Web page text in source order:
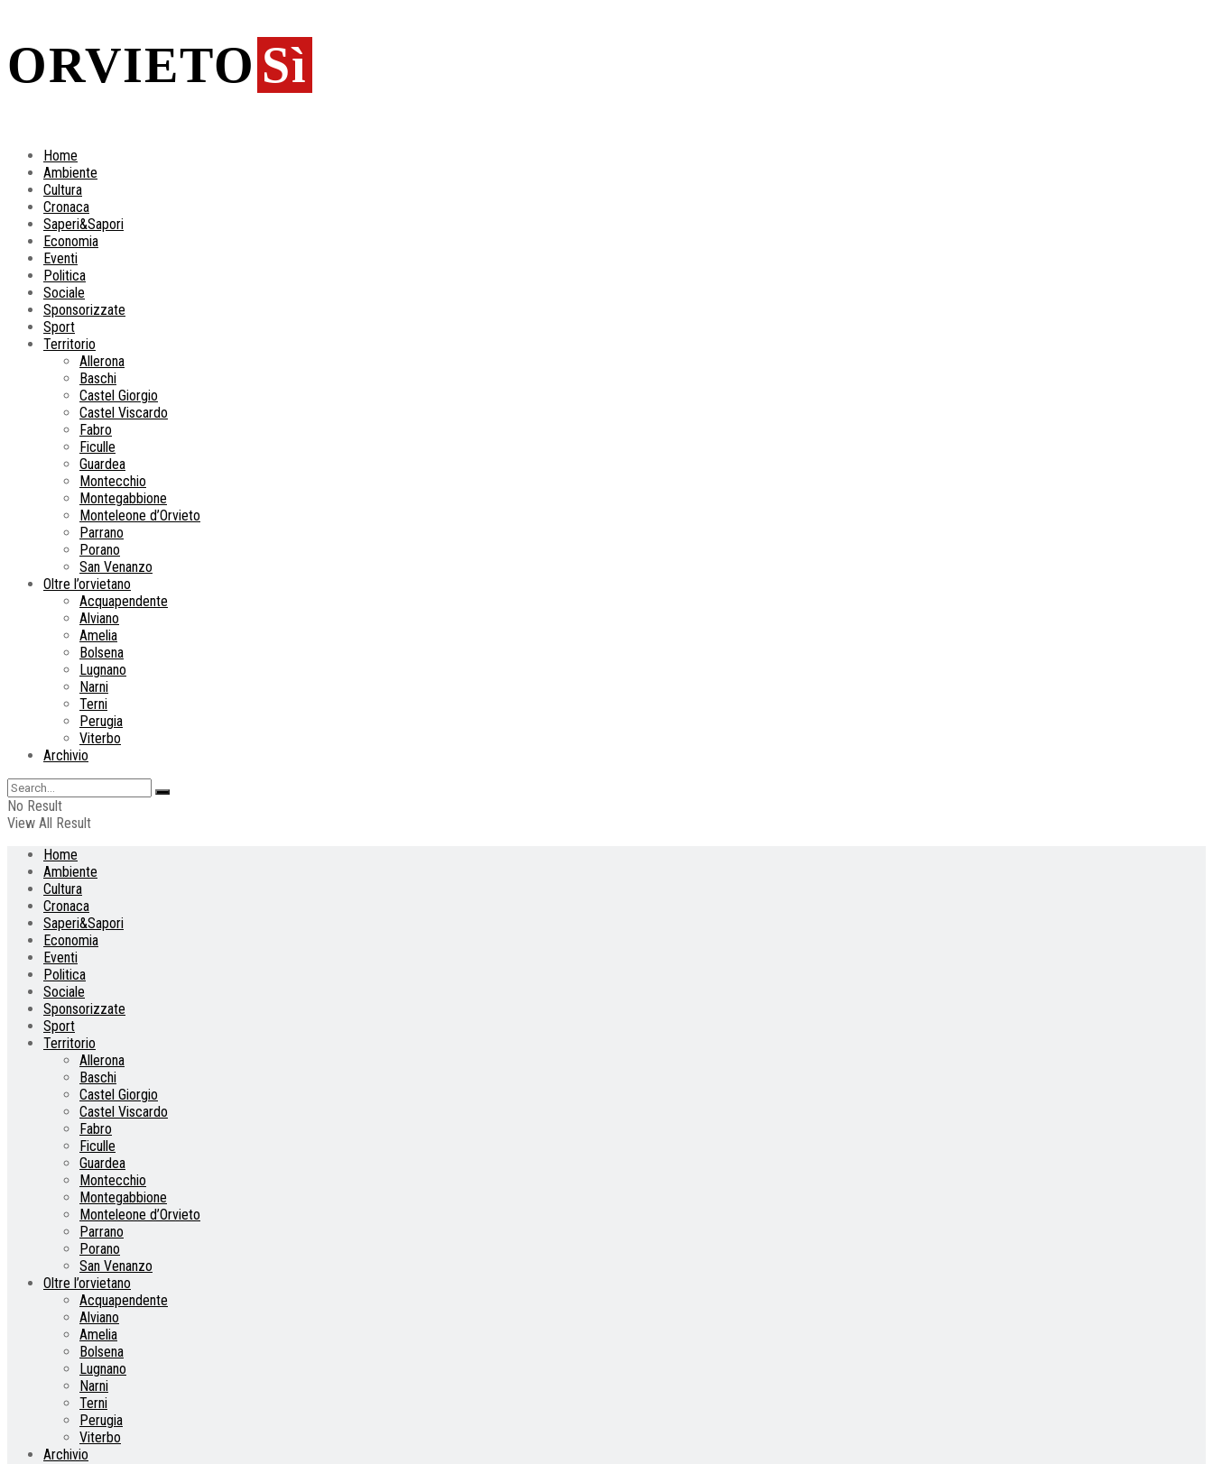
ORVIETO Sì
Home
Ambiente
Cultura
Cronaca
Saperi&Sapori
Economia
Eventi
Politica
Sociale
Sponsorizzate
Sport
Territorio
Allerona
Baschi
Castel Giorgio
Castel Viscardo
Fabro
Ficulle
Guardea
Montecchio
Montegabbione
Monteleone d’Orvieto
Parrano
Porano
San Venanzo
Oltre l’orvietano
Acquapendente
Alviano
Amelia
Bolsena
Lugnano
Narni
Terni
Perugia
Viterbo
Archivio
No Result
View All Result
Home
Ambiente
Cultura
Cronaca
Saperi&Sapori
Economia
Eventi
Politica
Sociale
Sponsorizzate
Sport
Territorio
Allerona
Baschi
Castel Giorgio
Castel Viscardo
Fabro
Ficulle
Guardea
Montecchio
Montegabbione
Monteleone d’Orvieto
Parrano
Porano
San Venanzo
Oltre l’orvietano
Acquapendente
Alviano
Amelia
Bolsena
Lugnano
Narni
Terni
Perugia
Viterbo
Archivio